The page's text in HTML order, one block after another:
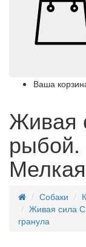
Ваша
Живая
рыбой.
Собаки
Живая сила
гранула